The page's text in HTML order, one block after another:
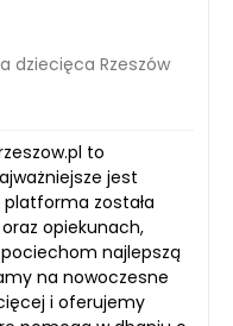
dziecięca Rzeszów
to
jest
została
opiekunach,
najlepszą
na nowoczesne
i oferujemy